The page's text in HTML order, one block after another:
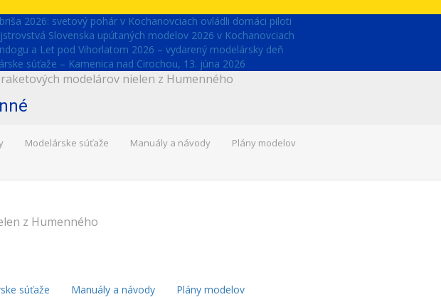
2026: svetový pohár v Kochanovciach ovládli domáci piloti
Slovenska upútaných modelov 2026 v Kochanovciach
a Let pod Vihorlatom 2026 – vydarený modelársky deň
súťaže – Kamenica nad Cirochou, 13. júna 2026
modelárov nielen z Humenného
Modelárske súťaže Manuály a návody Plány modelov
z Humenného
súťaže Manuály a návody
Plány modelov